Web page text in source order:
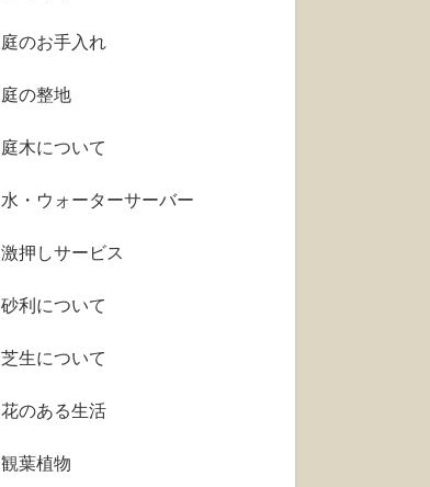
庭のお手入れ
庭の整地
庭木について
水・ウォーターサーバー
激押しサービス
砂利について
芝生について
花のある生活
観葉植物